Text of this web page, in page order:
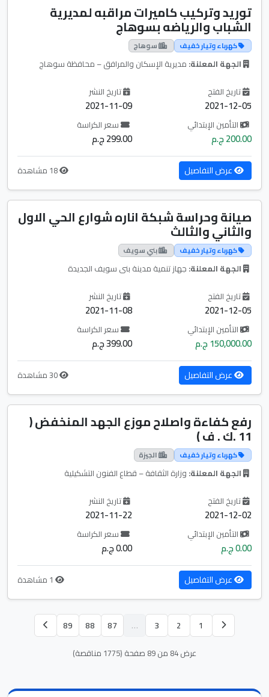
توريد وتركيب كاميرات مراقبه لمديرية
الشباب والرياضه بسوهاج
كهرباء وتيار خفيف سوهاج
الجهة المعلنة: مديرية الإسكان والمرافق – محافظة سوهاج
تاريخ الفتح
2021-12-05
تاريخ النشر
2021-11-09
التأمين الإبتدائي
200.00 ج.م
سعر الكراسة
299.00 ج.م
عرض التفاصيل
صيانة وحراسة شبكة اناره شوارع الحي الاول
والثاني والثالث
كهرباء وتيار خفيف بني سويف
الجهة المعلنة: جهاز تنمية مدينة بنى سويف الجديدة
تاريخ الفتح
2021-12-05
تاريخ النشر
2021-11-08
التأمين الإبتدائي
150,000.00 ج.م
سعر الكراسة
399.00 ج.م
عرض التفاصيل
رفع كفاءة واصلاح موزع الجهد المنخفض (
11 .ك . ف )
كهرباء وتيار خفيف الجيزة
الجهة المعلنة: وزارة الثقافة – قطاع الفنون التشكيلية
تاريخ الفتح
2021-12-02
تاريخ النشر
2021-11-22
التأمين الإبتدائي
0.00 ج.م
سعر الكراسة
0.00 ج.م
عرض التفاصيل
1
2
3
…
87
88
89
عرض 84 من 89 صفحة (1775 مناقصة)